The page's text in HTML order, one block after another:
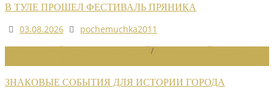
В ТУЛЕ ПРОШЕЛ ФЕСТИВАЛЬ ПРЯНИКА
03.08.2026
pochemuchka2011
/
ЗНАКОВЫЕ СОБЫТИЯ ДЛЯ ИСТОРИИ ГОРОДА